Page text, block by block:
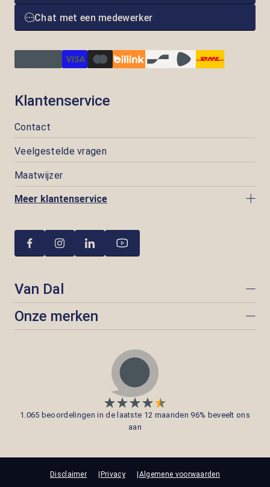
Chat met een medewerker
Klantenservice
Contact
Veelgestelde vragen
Maatwijzer
Meer klantenservice
Van Dal
Onze merken
1.065 beoordelingen in de laatste 12 maanden 96% beveelt ons
aan
Disclaimer Privacy Algemene voorwaarden